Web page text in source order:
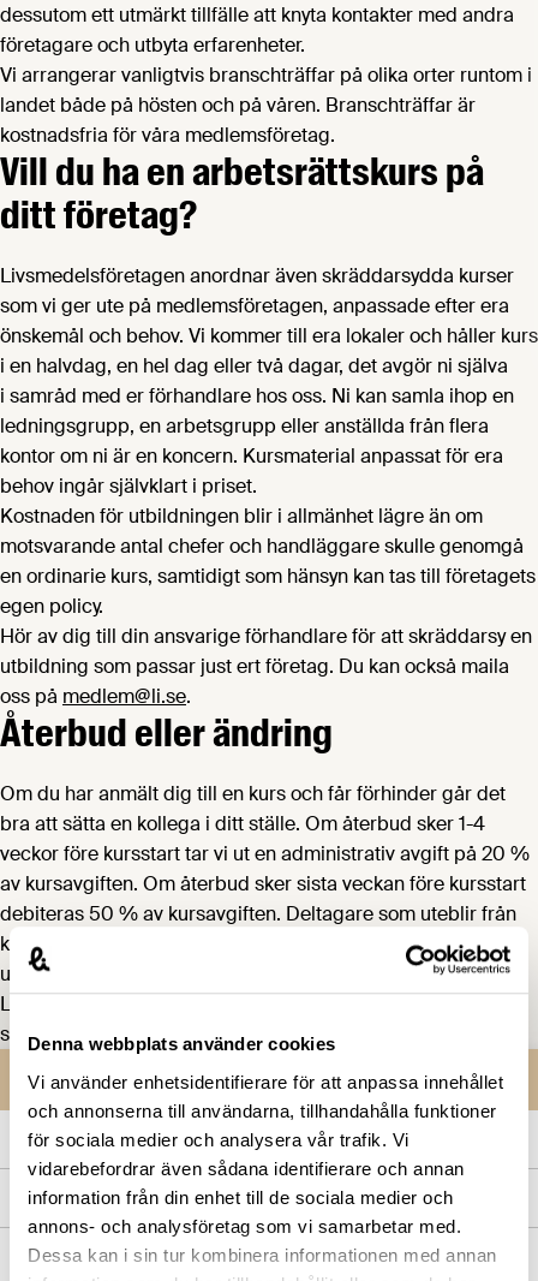
Denna webbplats använder cookies
Vi använder enhetsidentifierare för att anpassa innehållet
och annonserna till användarna, tillhandahålla funktioner
för sociala medier och analysera vår trafik. Vi
vidarebefordrar även sådana identifierare och annan
information från din enhet till de sociala medier och
annons- och analysföretag som vi samarbetar med.
Dessa kan i sin tur kombinera informationen med annan
dessutom ett utmärkt tillfälle att knyta kontakter med andra
företagare och utbyta erfarenheter.
Vi arrangerar vanligtvis branschträffar på olika orter runtom i
landet både på hösten och på våren. Branschträffar är
kostnadsfria för våra medlemsföretag.
Vill du ha en arbetsrättskurs på
ditt företag?
Livsmedelsföretagen anordnar även skräddarsydda kurser
som vi ger ute på medlemsföretagen, anpassade efter era
önskemål och behov. Vi kommer till era lokaler och håller kurs
i en halvdag, en hel dag eller två dagar, det avgör ni själva
i samråd med er förhandlare hos oss. Ni kan samla ihop en
ledningsgrupp, en arbetsgrupp eller anställda från flera
kontor om ni är en koncern. Kursmaterial anpassat för era
behov ingår självklart i priset.
Kostnaden för utbildningen blir i allmänhet lägre än om
motsvarande antal chefer och handläggare skulle genomgå
en ordinarie kurs, samtidigt som hänsyn kan tas till företagets
egen policy.
Hör av dig till din ansvarige förhandlare för att skräddarsy en
utbildning som passar just ert företag. Du kan också maila
oss på medlem@li.se.
Återbud eller ändring
Om du har anmält dig till en kurs och får förhinder går det
bra att sätta en kollega i ditt ställe. Om återbud sker 1-4
veckor före kursstart tar vi ut en administrativ avgift på 20 %
av kursavgiften. Om återbud sker sista veckan före kursstart
debiteras 50 % av kursavgiften. Deltagare som uteblir från
kursen debiteras hela kursavgiften. Vid avbeställning eller
utebliven närvaro skall beställaren ersätta
Livsmedelsföretagen för de faktiska kostnaderna vi blir
skyldiga konferensanläggningen.
Medlemsservice
Blanketter och checklistor
Expertinformation
Handböcker och vägledningar